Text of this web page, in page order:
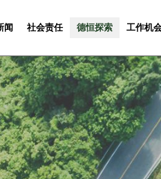
闻 社会责任 德恒探索 工作机